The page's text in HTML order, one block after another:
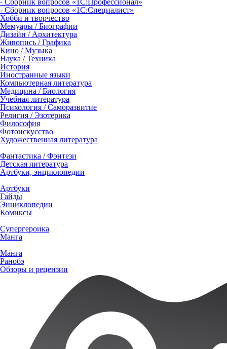
- Сборник вопросов «1С:Профессионал»
- Сборник вопросов «1С:Специалист»
Хобби и творчество
Мемуары / Биографии
Дизайн / Архитектура
Живопись / Графика
Кино / Музыка
Наука / Техника
История
Иностранные языки
Компьютерная литература
Медицина / Биология
Учебная литература
Психология / Саморазвитие
Религия / Эзотерика
Философия
Фотоискусство
Художественная литература
Фантастика / Фэнтези
Детская литература
Артбуки, энциклопедии
Артбуки
Гайды
Энциклопедии
Комиксы
Супергероика
Манга
Манга
Ранобэ
Обзоры и рецензии